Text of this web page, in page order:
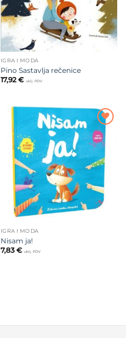
IGRA I MODA
Pino Sastavlja rečenice
17,92 € uklj. PDV
Dodajte
na listu
želja
IGRA I MODA
Nisam ja!
7,83 € uklj. PDV